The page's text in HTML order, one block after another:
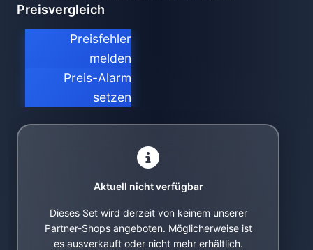
Preisvergleich
Preisfehler
melden
Preis-Alarm
setzen
Aktuell nicht verfügbar
Dieses Set wird derzeit von keinem unserer
Partner-Shops angeboten. Möglicherweise ist
es ausverkauft oder nicht mehr erhältlich.